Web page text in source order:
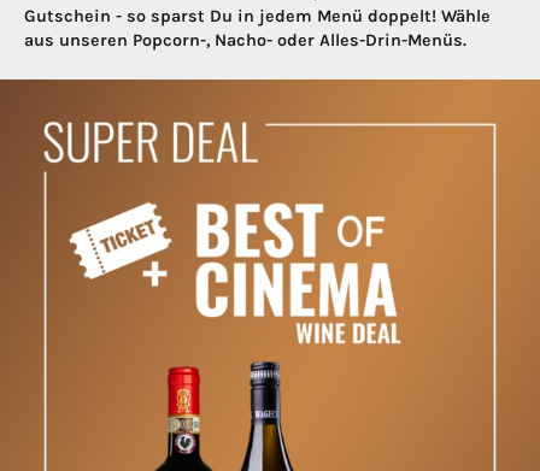
Gutschein - so sparst Du in jedem Menü doppelt! Wähle
aus unseren Popcorn-, Nacho- oder Alles-Drin-Menüs.